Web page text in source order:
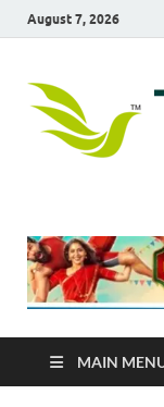
August 7, 2026
MAIN